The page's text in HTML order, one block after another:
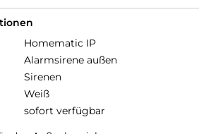
Homematic IP
Alarmsirene außen
Sirenen
Weiß
sofort verfügbar